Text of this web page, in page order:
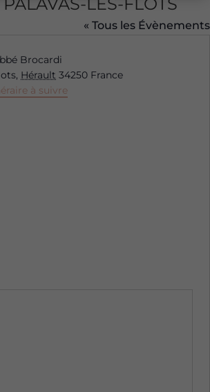
« Tous les Évènements
Brocardi
, Hérault 34250 France
à suivre